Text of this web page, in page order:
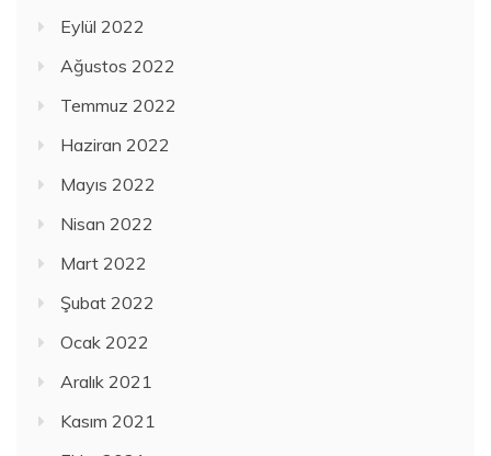
Eylül 2022
Ağustos 2022
Temmuz 2022
Haziran 2022
Mayıs 2022
Nisan 2022
Mart 2022
Şubat 2022
Ocak 2022
Aralık 2021
Kasım 2021